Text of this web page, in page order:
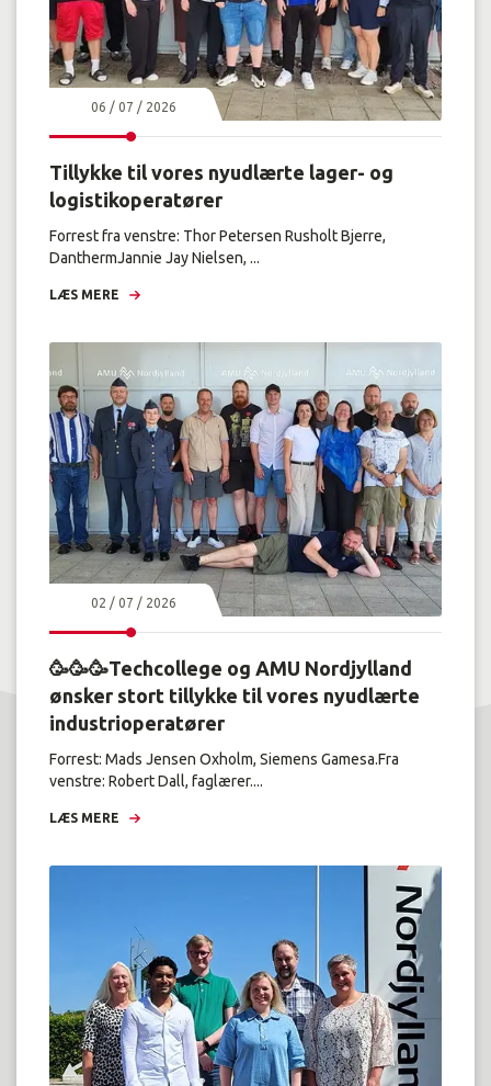
06 / 07 / 2026
Tillykke til vores nyudlærte lager- og
logistikoperatører
Forrest fra venstre: Thor Petersen Rusholt Bjerre,
DanthermJannie Jay Nielsen, ...
LÆS MERE
02 / 07 / 2026
🥳🥳🥳Techcollege og AMU Nordjylland
ønsker stort tillykke til vores nyudlærte
industrioperatører
Forrest: Mads Jensen Oxholm, Siemens Gamesa.Fra
venstre: Robert Dall, faglærer....
LÆS MERE